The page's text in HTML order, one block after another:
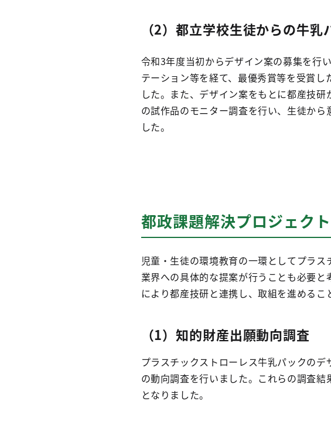
（2）都立学校生徒からの牛
令和3年度当初からデザイン案の募集を行
テーション等を経て、最優秀賞等を受賞し
した。また、デザイン案をもとに都産技研
の試作品のモニター調査を行い、生徒から
した。
都政課題解決プロジェク
児童・生徒の環境教育の一環としてプラ
業界への具体的な提案が行うことも必要と
により都産技研と連携し、取組を進めるこ
（1）知的財産出願動向調査
プラスチックストローレス牛乳パックの
の動向調査を行いました。これらの調査
となりました。